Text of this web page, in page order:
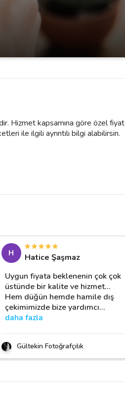
Hizmet kapsamına göre özel fiyat
ile ilgili ayrıntılı bilgi alabilirsin.
H
Hatice Şaşmaz
Uygun fiyata beklenenin çok çok
üstünde bir kalite ve hizmet...
Hem düğün hemde hamile dış
çekimimizde bize yardımcı…
daha fazla
Gültekin Fotoğrafçılık